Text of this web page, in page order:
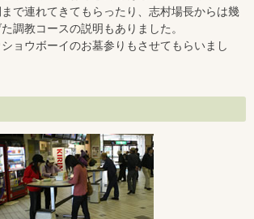
で連れてきてもらったり、志村場長からは幾
調教コースの説明もありました。
ョウボーイのお墓参りもさせてもらいまし